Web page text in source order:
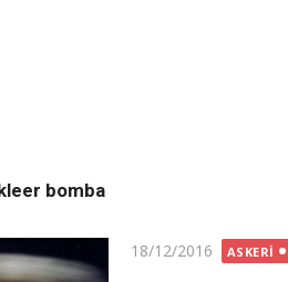
bomba
Posted
18/12/2016 ASKERI